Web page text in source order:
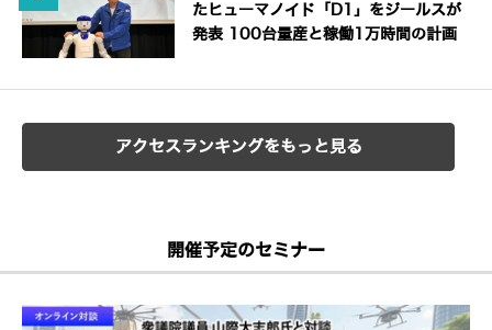
たヒューマノイド「D1」をジールスが
発表 100台量産と稼働1万時間の計画
アクセスランキングをもっと見る
開催予定のセミナー